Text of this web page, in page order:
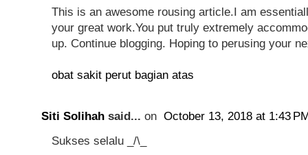
This is an awesome rousing article.I am
your great work.You put truly extremely
up. Continue blogging. Hoping to perusing your
obat sakit perut bagian atas
Siti Solihah said... on October 13, 2018 at 1:43
Sukses selalu _/\_